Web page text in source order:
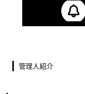
管理人紹介